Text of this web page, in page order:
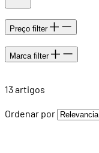
Preço filter
Marca filter
13artigos
Ordenar por